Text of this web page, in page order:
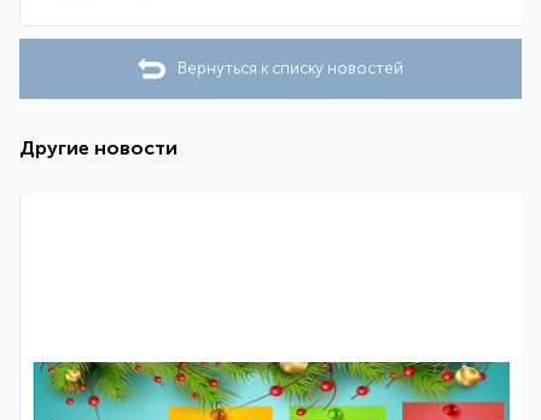
Вернуться к списку новостей
Другие новости